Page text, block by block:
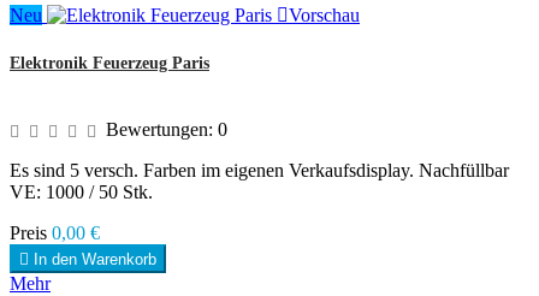
Neu
Vorschau
Elektronik Feuerzeug Paris
Bewertungen: 0
Es sind 5 versch. Farben im eigenen Verkaufsdisplay. Nachfüllbar
VE: 1000 / 50 Stk.
Preis 0,00 €
 In den Warenkorb
Mehr